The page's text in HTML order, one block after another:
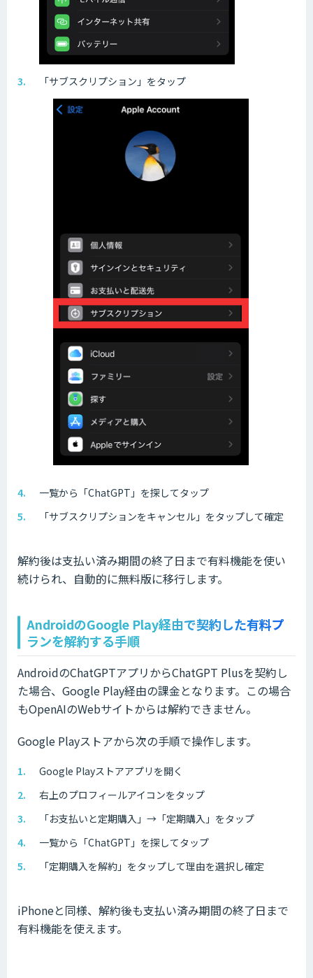
「サブスクリプション」をタップ
一覧から「ChatGPT」を探してタップ
「サブスクリプションをキャンセル」をタップして確定
解約後は支払い済み期間の終了日まで有料機能を使い
続けられ、自動的に無料版に移行します。
AndroidのGoogle Play経由で契約した有料プ
ランを解約する手順
AndroidのChatGPTアプリからChatGPT Plusを契約し
た場合、Google Play経由の課金となります。この場合
もOpenAIのWebサイトからは解約できません。
Google Playストアから次の手順で操作します。
Google Playストアアプリを開く
右上のプロフィールアイコンをタップ
「お支払いと定期購入」→「定期購入」をタップ
一覧から「ChatGPT」を探してタップ
「定期購入を解約」をタップして理由を選択し確定
iPhoneと同様、解約後も支払い済み期間の終了日まで
有料機能を使えます。